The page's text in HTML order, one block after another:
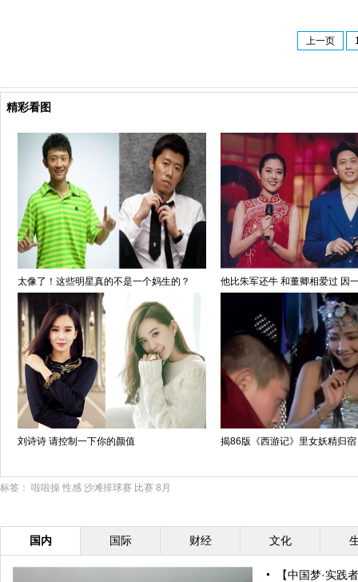
上一页
精彩看图
太像了！这些明星真的不是一个妈生的？ 他比朱军还牛 和董卿相爱过 因
刘诗诗 请控制一下你的颜值 揭86版《西游记》里女妖精归
标签： 啦啦操 性感 沙滩排球赛 比赛 8月
国内 国际 财经 文化
【中国梦·实践